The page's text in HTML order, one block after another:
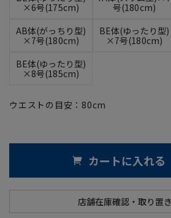
×6号(175cm)
号(180cm)
AB体(がっちり型)
×7号(180cm)
BE体(ゆったり型)
×7号(180cm)
BE体(ゆったり型)
×8号(185cm)
ウエストの目安： 80cm
カートに入れる